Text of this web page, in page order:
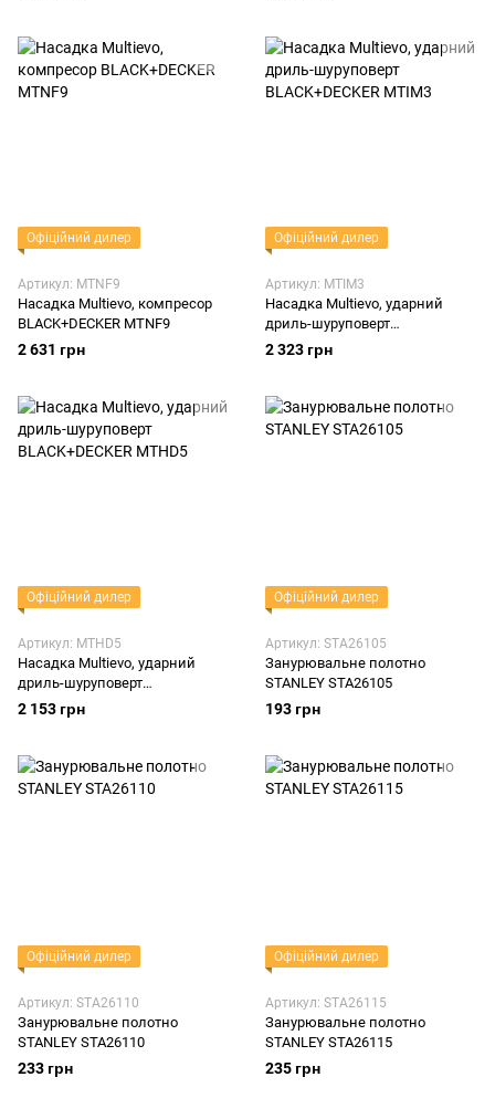
Офіційний дилер
Артикул: MTNF9
Насадка Multievo, компресор
BLACK+DECKER MTNF9
2 631 грн
Офіційний дилер
Артикул: MTIM3
Насадка Multievo, ударний
дриль-шуруповерт
BLACK+DECKER MTIM3
2 323 грн
Офіційний дилер
Артикул: MTHD5
Насадка Multievo, ударний
дриль-шуруповерт
BLACK+DECKER MTHD5
2 153 грн
Офіційний дилер
Артикул: STA26105
Занурювальне полотно
STANLEY STA26105
193 грн
Офіційний дилер
Артикул: STA26110
Занурювальне полотно
STANLEY STA26110
233 грн
Офіційний дилер
Артикул: STA26115
Занурювальне полотно
STANLEY STA26115
235 грн